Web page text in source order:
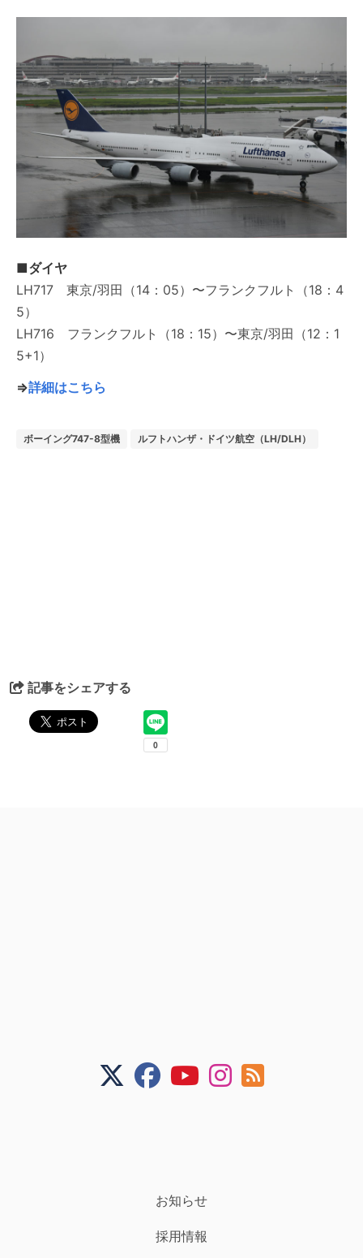
■ダイヤ
LH717 東京/羽田（14：05）〜フランクフルト（18：4
5）
LH716 フランクフルト（18：15）〜東京/羽田（12：1
5+1）
⇒詳細はこちら
ボーイング747-8型機 ルフトハンザ・ドイツ航空（LH/DLH）
記事をシェアする
お知らせ
採用情報